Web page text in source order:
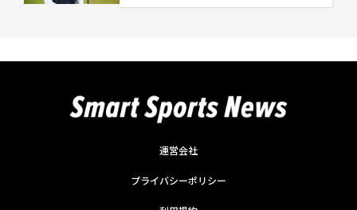
運営会社
プライバシーポリシー